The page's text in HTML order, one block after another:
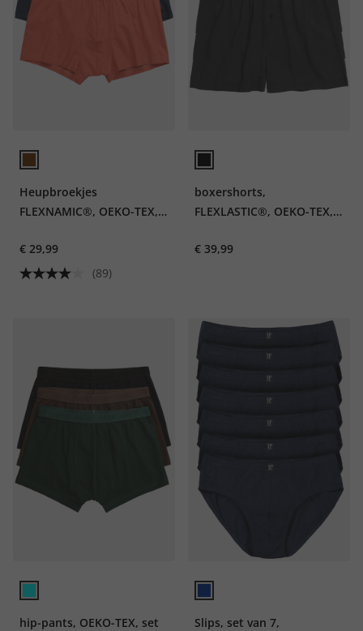
Heupbroekjes
FLEXNAMIC®, OEKO-TEX,
8XL
€ 29,99
(89)
boxershorts,
FLEXLASTIC®, OEKO-TEX,
8XL
€ 39,99
hip-pants, OEKO-TEX, set
Slips, set van 7,